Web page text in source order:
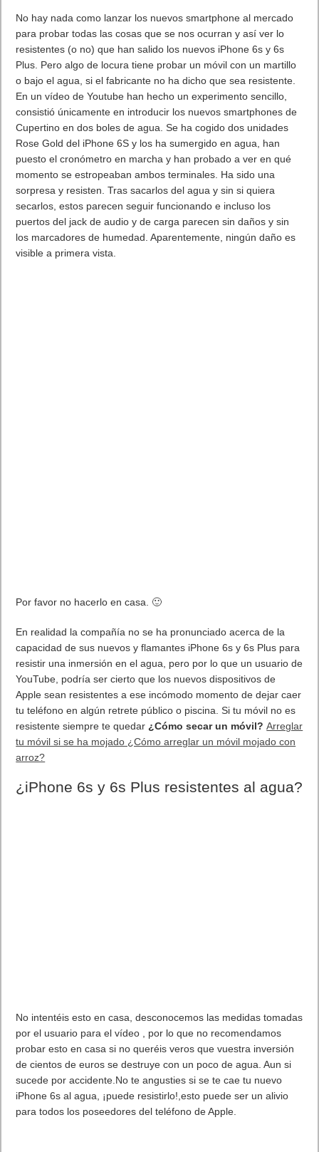
No hay nada como lanzar los nuevos smartphone al mercado
para probar todas las cosas que se nos ocurran y así ver lo
resistentes (o no) que han salido los nuevos iPhone 6s y 6s
Plus. Pero algo de locura tiene probar un móvil con un martillo
o bajo el agua, si el fabricante no ha dicho que sea resistente.
En un vídeo de Youtube han hecho un experimento sencillo,
consistió únicamente en introducir los nuevos smartphones de
Cupertino en dos boles de agua. Se ha cogido dos unidades
Rose Gold del iPhone 6S y los ha sumergido en agua, han
puesto el cronómetro en marcha y han probado a ver en qué
momento se estropeaban ambos terminales. Ha sido una
sorpresa y resisten. Tras sacarlos del agua y sin si quiera
secarlos, estos parecen seguir funcionando e incluso los
puertos del jack de audio y de carga parecen sin daños y sin
los marcadores de humedad. Aparentemente, ningún daño es
visible a primera vista.
Por favor no hacerlo en casa. 🙂
En realidad la compañía no se ha pronunciado acerca de la
capacidad de sus nuevos y flamantes iPhone 6s y 6s Plus para
resistir una inmersión en el agua, pero por lo que un usuario de
YouTube, podría ser cierto que los nuevos dispositivos de
Apple sean resistentes a ese incómodo momento de dejar caer
tu teléfono en algún retrete público o piscina. Si tu móvil no es
resistente siempre te quedar ¿Cómo secar un móvil?Arreglar
tu móvil si se ha mojado ¿Cómo arreglar un móvil mojado con
arroz?
¿iPhone 6s y 6s Plus
No intentéis esto en casa, desconocemos las medidas tomadas
por el usuario para el vídeo , por lo que no recomendamos
probar esto en casa si no queréis veros que vuestra inversión
de cientos de euros se destruye con un poco de agua. Aun si
sucede por accidente.No te angusties si se te cae tu nuevo
iPhone 6s al agua, ¡puede resistirlo!,esto puede ser un alivio
para todos los poseedores del teléfono de Apple.